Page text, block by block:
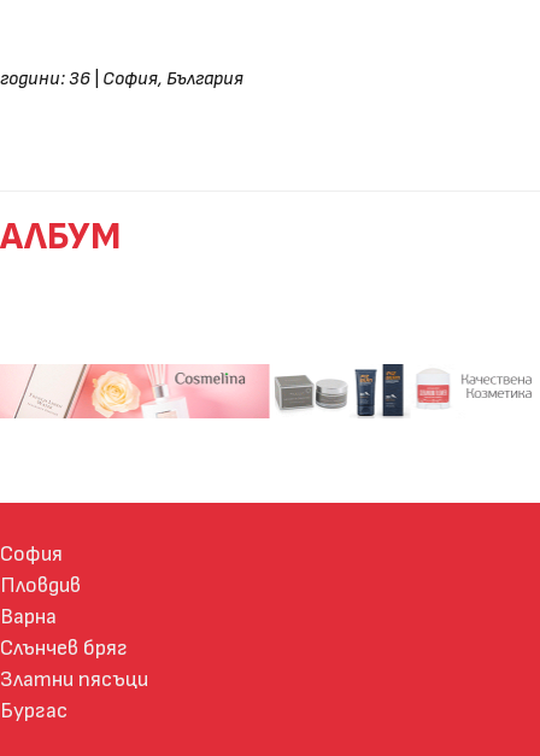
години: 36 София, България
АЛБУМ
София
Пловдив
Варна
Слънчев бряг
Златни пясъци
Бургас